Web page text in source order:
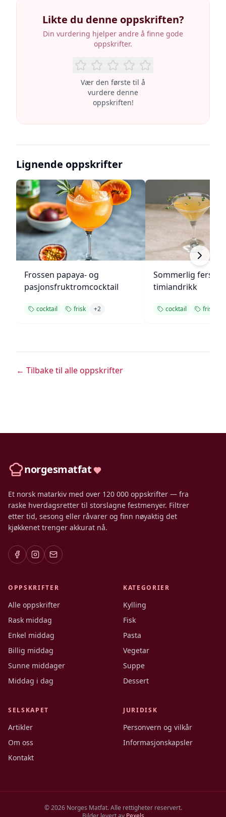
Likte du denne oppskriften?
Din vurdering hjelper andre å finne gode
oppskrifter.
Vær den første til å
vurdere denne
oppskriften!
Lignende oppskrifter
Frossen papaya- og
pasjonsfruktromcocktail
cocktail frisk +2
Sommerlig
timiandrikk
cocktail frisk
← Tilbake til alle oppskrifter
norgesmatfat
Et norsk matarkiv med over 120 000 oppskrifter — fra
raske hverdagsretter til storslagne festmenyer. Filtrer
etter tid, sesong eller råvarer og finn nøyaktig det
kjøkkenet trenger akkurat nå.
OPPSKRIFTER
Alle oppskrifter
Rask middag
Enkel middag
Billig middag
Sunne middager
Middag i dag
KATEGORIER
Kylling
Fisk
Pasta
Vegetar
Suppe
Dessert
SELSKAPET
Artikler
Om oss
Kontakt
JURIDISK
Personvern og vilkår
Informasjonskapsler
©2026Norges Matfat. Alle rettigheter reservert.